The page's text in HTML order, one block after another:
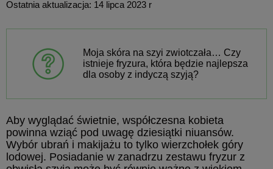
Ostatnia aktualizacja: 14 lipca 2023 r
Moja skóra na szyi zwiotczała… Czy
istnieje fryzura, która będzie najlepsza
dla osoby z indyczą szyją?
Aby wyglądać świetnie, współczesna kobieta
powinna wziąć pod uwagę dziesiątki niuansów.
Wybór ubrań i makijażu to tylko wierzchołek góry
lodowej. Posiadanie w zanadrzu zestawu fryzur z